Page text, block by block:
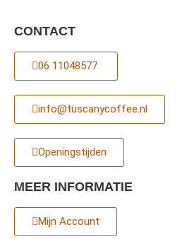
CONTACT
06 11048577 ‎
info@tuscanycoffee.nl
Openingstijden
MEER INFORMATIE
Mijn Account